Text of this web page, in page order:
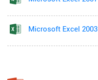
Microsoft Excel 2003